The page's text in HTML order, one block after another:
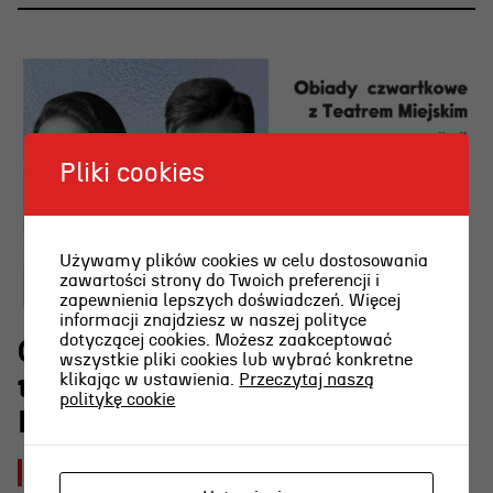
O najpiękniejszej scenie
teatralnej w Polsce w RADIU
2026-08-03 [pon]
Pliki cookies
Używamy plików cookies w celu dostosowania
zawartości strony do Twoich preferencji i
zapewnienia lepszych doświadczeń. Więcej
informacji znajdziesz w naszej polityce
dotyczącej cookies. Możesz zaakceptować
wszystkie pliki cookies lub wybrać konkretne
klikając w ustawienia.
Przeczytaj naszą
politykę cookie